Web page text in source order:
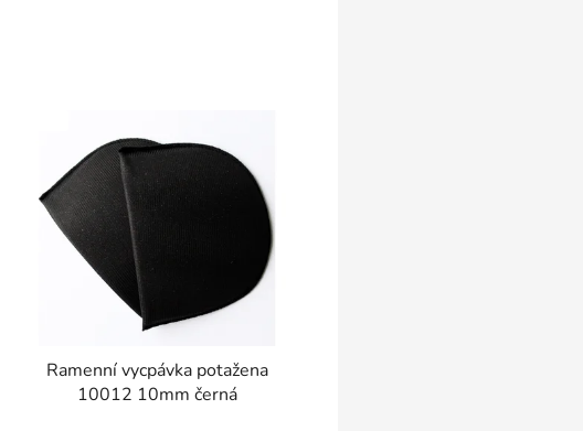
Ramenní vycpávka potažena
10012 10mm černá